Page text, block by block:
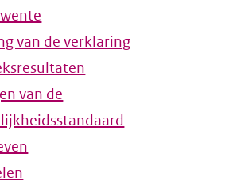
van de verklaring
van de